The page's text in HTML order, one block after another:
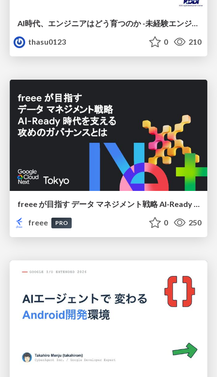
thasu0123
0 210
freee が目指す データ マネジメント戦略 AI-Ready 時代を支える 攻めのガバナンスとは
freee
PRO 0 250